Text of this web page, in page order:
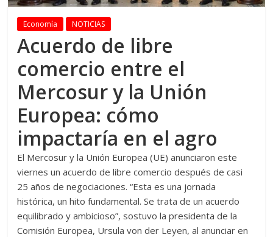
Economía NOTICIAS
Acuerdo de libre
comercio entre el
Mercosur y la Unión
Europea: cómo
impactaría en el agro
El Mercosur y la Unión Europea (UE) anunciaron este
viernes un acuerdo de libre comercio después de casi
25 años de negociaciones. “Esta es una jornada
histórica, un hito fundamental. Se trata de un acuerdo
equilibrado y ambicioso”, sostuvo la presidenta de la
Comisión Europea, Ursula von der Leyen, al anunciar en